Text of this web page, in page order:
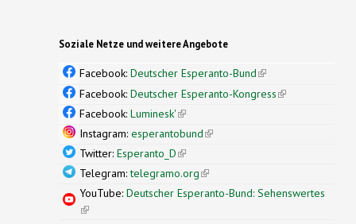
Soziale Netze und weitere Angebote
Facebook: Deutscher Esperanto-Bund(link is
external)
Facebook: Deutscher Esperanto-Kongress(link is
Facebook: Luminesk'(link is external)
Instagram: esperantobund(link is external)
Twitter: Esperanto_D(link is external)
Telegram:telegramo.org(link is external)
YouTube: Deutscher Esperanto-Bund: Sehenswertes
(link is external)